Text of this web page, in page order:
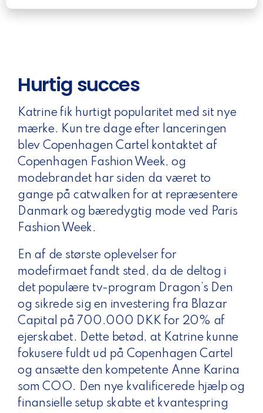
Hurtig succes
Katrine fik hurtigt popularitet med sit nye
mærke. Kun tre dage efter lanceringen
blev Copenhagen Cartel kontaktet af
Copenhagen Fashion Week, og
modebrandet har siden da været to
gange på catwalken for at repræsentere
Danmark og bæredygtig mode ved Paris
Fashion Week.
En af de største oplevelser for
modefirmaet fandt sted, da de deltog i
det populære tv-program Dragon’s Den
og sikrede sig en investering fra Blazar
Capital på 700.000 DKK for 20% af
ejerskabet. Dette betød, at Katrine kunne
fokusere fuldt ud på Copenhagen Cartel
og ansætte den kompetente Anne Karina
som COO. Den nye kvalificerede hjælp og
finansielle setup skabte et kvantespring